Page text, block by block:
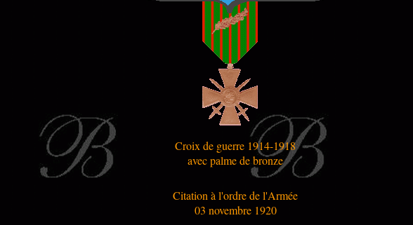
Croix de guerre 1914-1918
avec palme de bronze
Citation à l'ordre de l'Armée
03 novembre 1920